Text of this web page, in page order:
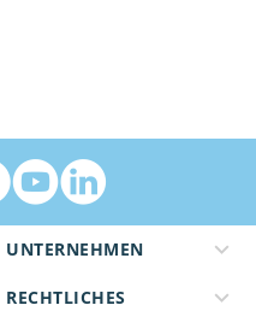
UNTERNEHMEN
RECHTLICHES